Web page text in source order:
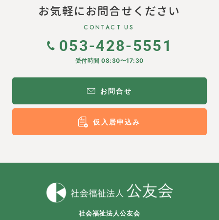
お気軽にお問合せください
CONTACT US
053-428-5551
受付時間 08:30〜17:30
お問合せ
仮入居申込み
社会福祉法人公友会